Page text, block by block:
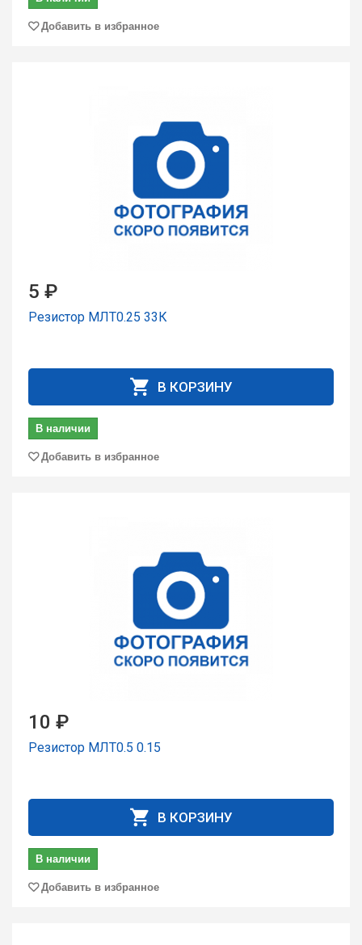
Добавить в избранное
5 ₽
Резистор МЛТ0.25 33К
В КОРЗИНУ
В наличии
Добавить в избранное
10 ₽
Резистор МЛТ0.5 0.15
В КОРЗИНУ
В наличии
Добавить в избранное